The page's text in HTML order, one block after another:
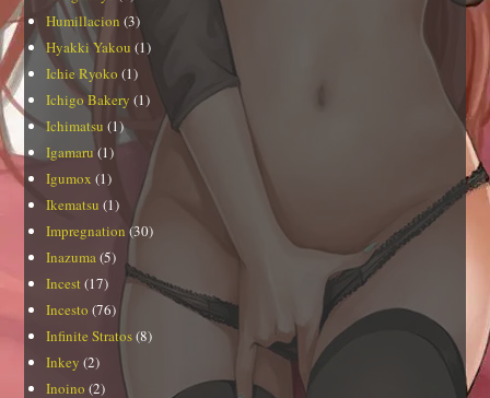
Humillacion (3)
Hyakki Yakou (1)
Ichie Ryoko (1)
Ichigo Bakery (1)
Ichimatsu (1)
Igamaru (1)
Igumox (1)
Ikematsu (1)
Impregnation (30)
Inazuma(5)
Incest (17)
Incesto (76)
Infinite Stratos(8)
Inkey (2)
Inoino (2)